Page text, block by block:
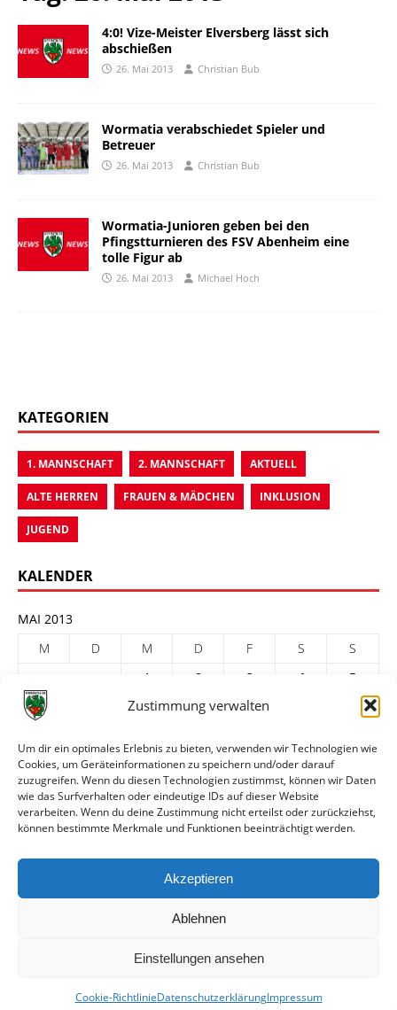
Zustimmung verwalten
Um dir ein optimales Erlebnis zu bieten, verwenden wir Technologien wie
Cookies, um Geräteinformationen zu speichern und/oder darauf
zuzugreifen. Wenn du diesen Technologien zustimmst, können wir Daten
wie das Surfverhalten oder eindeutige IDs auf dieser Website
verarbeiten. Wenn du deine Zustimmung nicht erteilst oder zurückziehst,
können bestimmte Merkmale und Funktionen beeinträchtigt werden.
Akzeptieren
Ablehnen
Einstellungen ansehen
Cookie-RichtlinieDatenschutzerklärungImpressum
4:0! Vize-Meister Elversberg lässt sich
abschießen
26. Mai 2013 Christian Bub
Wormatia verabschiedet Spieler und
Betreuer
26. Mai 2013 Christian Bub
Wormatia-Junioren geben bei den
Pfingstturnieren des FSV Abenheim eine
tolle Figur ab
26. Mai 2013 Michael Hoch
KATEGORIEN
1. MANNSCHAFT 2. MANNSCHAFT AKTUELL
ALTE HERREN FRAUEN & MÄDCHEN INKLUSION
JUGEND
KALENDER
MAI 2013
M
D M D F S
S
1
2 3 4
5
6
8 9 10
20
21 22 23 24 25
27
28 29 30
31
« Apr.
Juni »
ARCHIV
© VfR Wormatia Worms